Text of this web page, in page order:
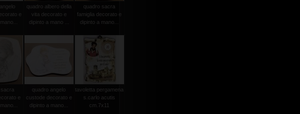
e
quadro albero della
vita decorato e
dipinto a mano ...
quadro sacra
famiglia decorato e
dipinto a mano...
sacra
e
quadro angelo
custode decorato e
dipinto a mano...
tavoletta pergamena
s.carlo acutis
cm.7x11